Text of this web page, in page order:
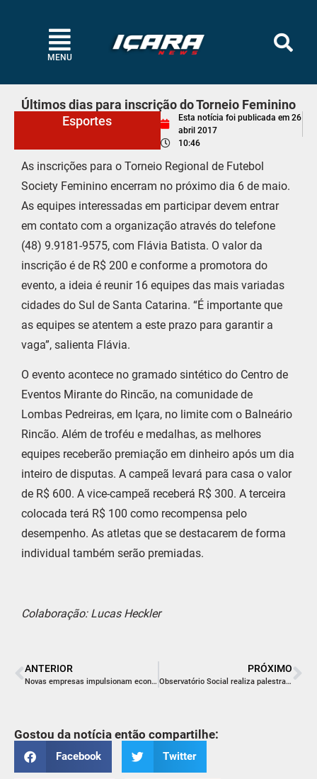
MENU
Últimos dias para inscrição do Torneio Feminino
Esportes
Esta notícia foi publicada em 26
abril 2017
10:46
As inscrições para o Torneio Regional de Futebol
Society Feminino encerram no próximo dia 6 de maio.
As equipes interessadas em participar devem entrar
em contato com a organização através do telefone
(48) 9.9181-9575, com Flávia Batista. O valor da
inscrição é de R$ 200 e conforme a promotora do
evento, a ideia é reunir 16 equipes das mais variadas
cidades do Sul de Santa Catarina. “É importante que
as equipes se atentem a este prazo para garantir a
vaga”, salienta Flávia.
O evento acontece no gramado sintético do Centro de
Eventos Mirante do Rincão, na comunidade de
Lombas Pedreiras, em Içara, no limite com o Balneário
Rincão. Além de troféu e medalhas, as melhores
equipes receberão premiação em dinheiro após um dia
inteiro de disputas. A campeã levará para casa o valor
de R$ 600. A vice-campeã receberá R$ 300. A terceira
colocada terá R$ 100 como recompensa pelo
desempenho. As atletas que se destacarem de forma
individual também serão premiadas.
Colaboração: Lucas Heckler
ANTERIOR
Novas empresas impulsionam economia de Içara
PRÓXIMO
Observatório Social realiza palestra de sensibilização
Gostou da notícia então compartilhe:
Facebook Twitter